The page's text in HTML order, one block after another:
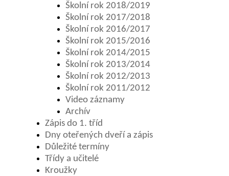
Školní rok 2018/2019
Školní rok 2017/2018
Školní rok 2016/2017
Školní rok 2015/2016
Školní rok 2014/2015
Školní rok 2013/2014
Školní rok 2012/2013
Školní rok 2011/2012
Video záznamy
Archív
Zápis do 1. tříd
Dny oteřených dveří a zápis
Důležité termíny
Třídy a učitelé
Kroužky